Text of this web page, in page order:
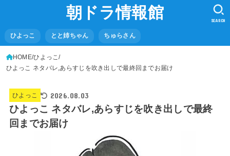
朝ドラ情報館
ひよっこ とと姉ちゃん ちゅらさん
SEARCH
HOME ひよっこ
ひよっこ ネタバレ,あらすじを吹き出しで最終回までお届け
ひよっこ 2026.08.03
ひよっこ ネタバレ,あらすじを吹き出しで最終
回までお届け